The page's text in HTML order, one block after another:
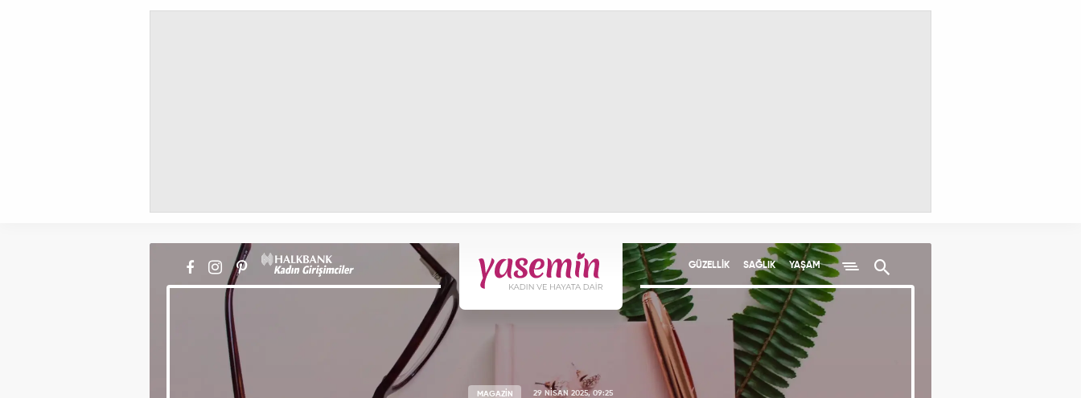
GÜZELLİK SAĞLIK YAŞAM
MAGAZİN 29 NİSAN 2025, 09:25